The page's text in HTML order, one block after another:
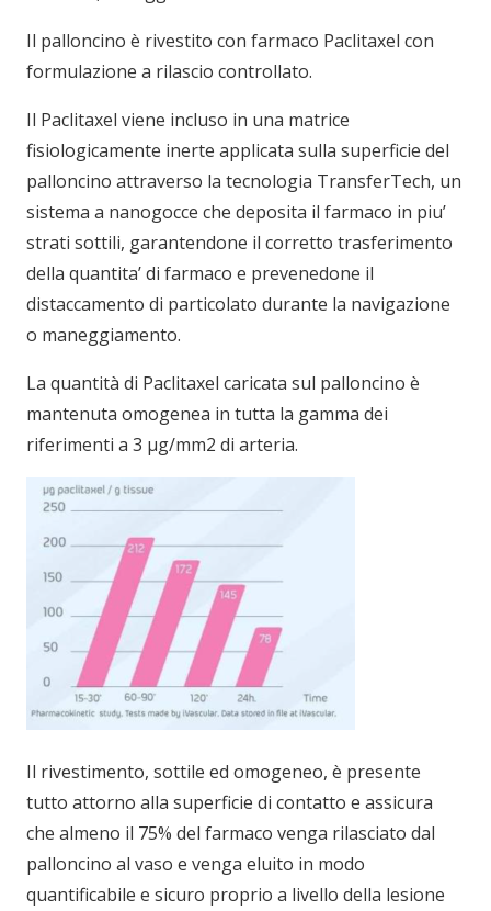
Il palloncino è rivestito con farmaco Paclitaxel con
formulazione a rilascio controllato.
Il Paclitaxel viene incluso in una matrice
fisiologicamente inerte applicata sulla superficie del
palloncino attraverso la tecnologia TransferTech, un
sistema a nanogocce che deposita il farmaco in piu’
strati sottili, garantendone il corretto trasferimento
della quantita’ di farmaco e prevenedone il
distaccamento di particolato durante la navigazione
o maneggiamento.
La quantità di Paclitaxel caricata sul palloncino è
mantenuta omogenea in tutta la gamma dei
riferimenti a 3 µg/mm2 di arteria.
Il rivestimento, sottile ed omogeneo, è presente
tutto attorno alla superficie di contatto e assicura
che almeno il 75% del farmaco venga rilasciato dal
palloncino al vaso e venga eluito in modo
quantificabile e sicuro proprio a livello della lesione